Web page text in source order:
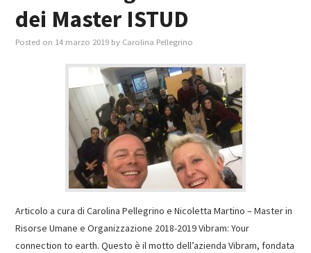
dei Master ISTUD
Posted on 14 marzo 2019 by Carolina Pellegrino
Articolo a cura di Carolina Pellegrino e Nicoletta Martino – Master in
Risorse Umane e Organizzazione 2018-2019 Vibram: Your
connection to earth. Questo è il motto dell’azienda Vibram, fondata